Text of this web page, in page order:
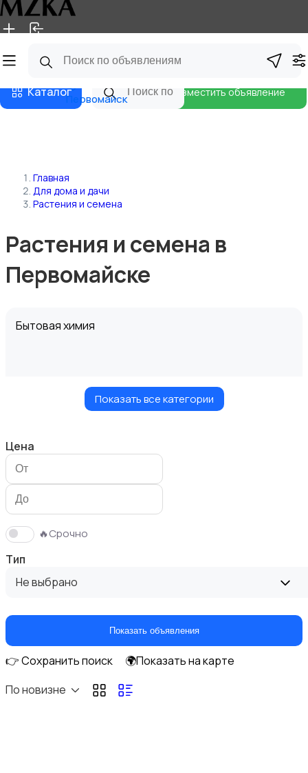
Главная Магазины
КаталогПервомайск
Разместить объявление
Главная
Для дома и дачи
Растения и семена
Растения и семена в
Первомайске
Бытовая химия
Кровати и матрасы
Кухонные гарнитуры
Показать все категории
Цена
🔥Срочно
Тип
Не выбрано
Показать объявления
👉 Сохранить поиск
🌍Показать на карте
По новизне